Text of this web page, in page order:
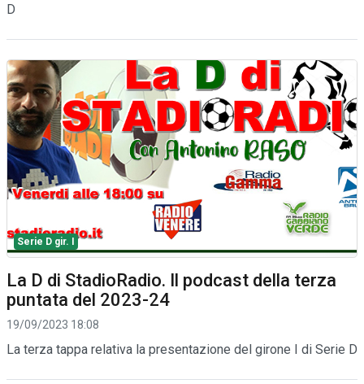
D
Serie D gir. I
La D di StadioRadio. Il podcast della terza
puntata del 2023-24
19/09/2023 18:08
La terza tappa relativa la presentazione del girone I di Serie D